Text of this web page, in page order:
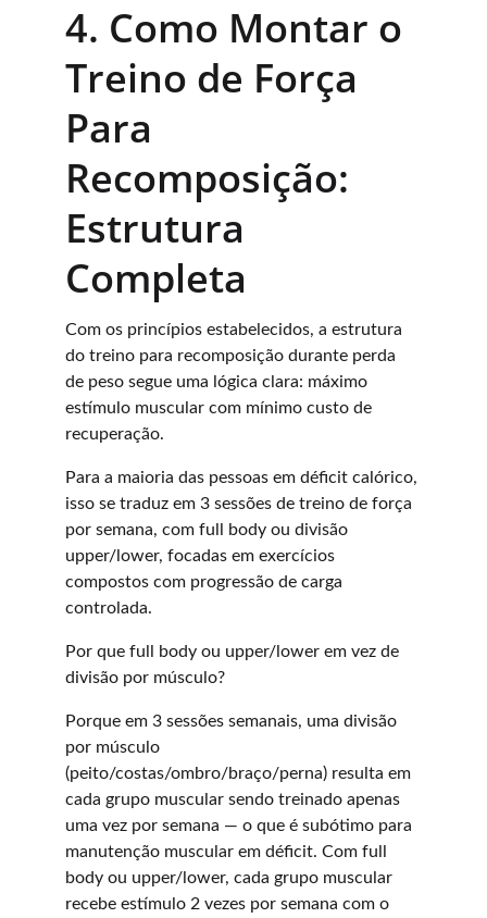
4. Como Montar o
Treino de Força
Para
Recomposição:
Estrutura
Completa
Com os princípios estabelecidos, a estrutura
do treino para recomposição durante perda
de peso segue uma lógica clara: máximo
estímulo muscular com mínimo custo de
recuperação.
Para a maioria das pessoas em déficit calórico,
isso se traduz em 3 sessões de treino de força
por semana, com full body ou divisão
upper/lower, focadas em exercícios
compostos com progressão de carga
controlada.
Por que full body ou upper/lower em vez de
divisão por músculo?
Porque em 3 sessões semanais, uma divisão
por músculo
(peito/costas/ombro/braço/perna) resulta em
cada grupo muscular sendo treinado apenas
uma vez por semana — o que é subótimo para
manutenção muscular em déficit. Com full
body ou upper/lower, cada grupo muscular
recebe estímulo 2 vezes por semana com o